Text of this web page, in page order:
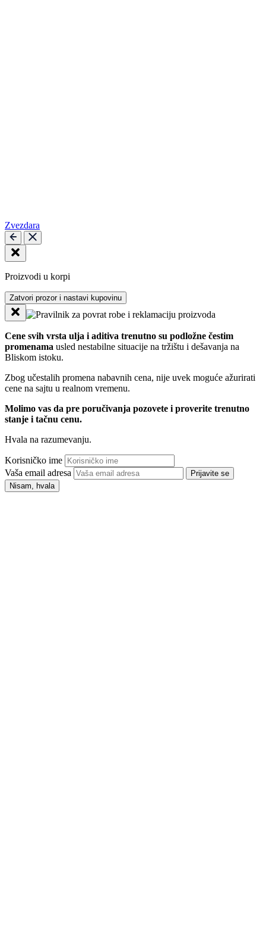
Zvezdara
Proizvodi u korpi
Zatvori prozor i nastavi kupovinu
Cene svih vrsta ulja i aditiva trenutno su podložne čestim
promenama usled nestabilne situacije na tržištu i dešavanja na
Bliskom istoku.
Zbog učestalih promena nabavnih cena, nije uvek moguće ažurirati
cene na sajtu u realnom vremenu.
Molimo vas da pre poručivanja pozovete i proverite trenutno
stanje i tačnu cenu.
Hvala na razumevanju.
Korisničko ime
Vaša email adresa
Prijavite se
Nisam, hvala